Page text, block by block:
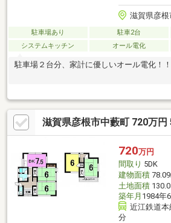
滋賀県彦根
駐車場あり 駐車2台
システムキッチン
オール電化
駐車場２台分、家計に優しいオール電化！！
滋賀県彦根市中藪町 720万円
720万円
間取り 5DK
建物面積
土地面積
築年月 1984年
近江鉄道
分